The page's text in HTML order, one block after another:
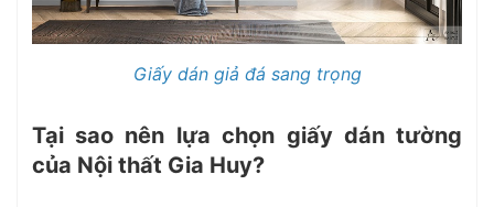
Giấy dán giả đá sang trọng
Tại sao nên lựa chọn giấy dán tường
của Nội thất Gia Huy?